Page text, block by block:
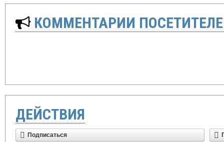
КОММЕНТАРИИ
ДЕЙСТВИЯ
Подписаться